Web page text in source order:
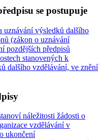
se postupuje
uznávání výsledků dalšího
(zákon o uznávání
pozdějších předpisů
stanovených k
dalšího vzdělávání, ve znění
náležitosti žádosti o
vzdělávání v
ukončení